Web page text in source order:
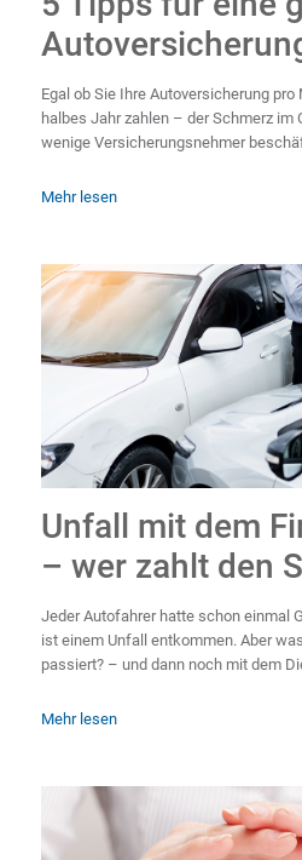
Egal ob Sie Ihre Autoversicherung pro
halbes Jahr zahlen – der Schmerz
wenige Versicherungsnehmer
Mehr lesen
Unfall mit dem
– wer zahlt den
Jeder Autofahrer hatte schon einmal
ist einem Unfall entkommen. Aber
passiert? – und dann noch mit dem
Mehr lesen